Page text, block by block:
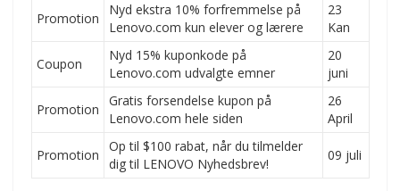
Promotion
Nyd ekstra 10% forfremmelse på
Lenovo.com kun elever og lærere
23
Kan
Coupon
Nyd 15% kuponkode på
Lenovo.com udvalgte emner
20
juni
Promotion
Gratis forsendelse kupon på
Lenovo.com hele siden
26
April
Promotion
Op til $100 rabat, når du tilmelder
dig til LENOVO Nyhedsbrev!
09 juli